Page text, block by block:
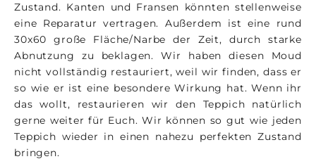
Zustand. Kanten und Fransen könnten stellenweise
eine Reparatur vertragen. Außerdem ist eine rund
30x60 große Fläche/Narbe der Zeit, durch starke
Abnutzung zu beklagen. Wir haben diesen Moud
nicht vollständig restauriert, weil wir finden, dass er
so wie er ist eine besondere Wirkung hat. Wenn ihr
das wollt, restaurieren wir den Teppich natürlich
gerne weiter für Euch. Wir können so gut wie jeden
Teppich wieder in einen nahezu perfekten Zustand
bringen.